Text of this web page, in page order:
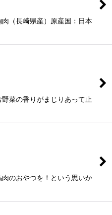
（長崎県産）原産国：日本
菜の香りがまじりあって止
のおやつを！という思いか